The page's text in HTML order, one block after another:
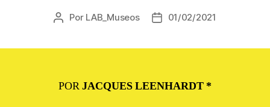
Autor
Por LAB_Museos
Fecha01/02/2021
PORJACQUES LEENHARDT *